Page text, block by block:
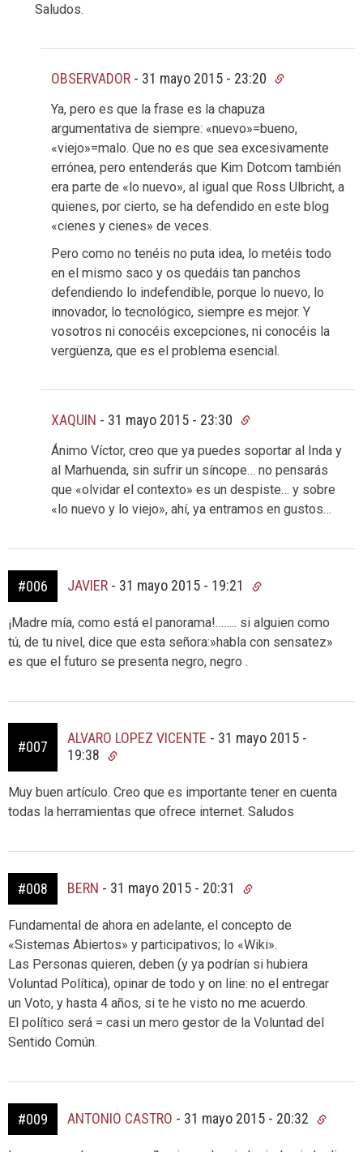
Saludos.
OBSERVADOR - 31 mayo 2015 - 23:20
Ya, pero es que la frase es la chapuza
argumentativa de siempre: «nuevo»=bueno,
«viejo»=malo. Que no es que sea excesivamente
errónea, pero entenderás que Kim Dotcom también
era parte de «lo nuevo», al igual que Ross Ulbricht, a
quienes, por cierto, se ha defendido en este blog
«cienes y cienes» de veces.
Pero como no tenéis no puta idea, lo metéis todo
en el mismo saco y os quedáis tan panchos
defendiendo lo indefendible, porque lo nuevo, lo
innovador, lo tecnológico, siempre es mejor. Y
vosotros ni conocéis excepciones, ni conocéis la
vergüenza, que es el problema esencial.
XAQUIN - 31 mayo 2015 - 23:30
Ánimo Víctor, creo que ya puedes soportar al Inda y
al Marhuenda, sin sufrir un síncope… no pensarás
que «olvidar el contexto» es un despiste… y sobre
«lo nuevo y lo viejo», ahí, ya entramos en gustos…
#006 JAVIER - 31 mayo 2015 - 19:21
¡Madre mía, como está el panorama!…….. si alguien como
tú, de tu nivel, dice que esta señora:»habla con sensatez»
es que el futuro se presenta negro, negro .
#007
ALVARO LOPEZ VICENTE - 31 mayo 2015 -
19:38
Muy buen artículo. Creo que es importante tener en cuenta
todas la herramientas que ofrece internet. Saludos
#008 BERN - 31 mayo 2015 - 20:31
Fundamental de ahora en adelante, el concepto de
«Sistemas Abiertos» y participativos; lo «Wiki».
Las Personas quieren, deben (y ya podrían si hubiera
Voluntad Política), opinar de todo y on line: no el entregar
un Voto, y hasta 4 años, si te he visto no me acuerdo.
El político será = casi un mero gestor de la Voluntad del
Sentido Común.
#009 ANTONIO CASTRO - 31 mayo 2015 - 20:32